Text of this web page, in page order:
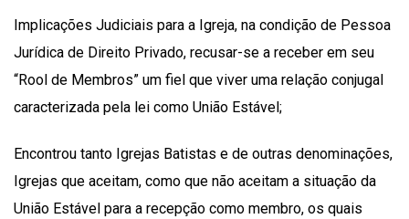
Implicações Judiciais para a Igreja, na condição de Pessoa
Jurídica de Direito Privado, recusar-se a receber em seu
“Rool de Membros” um fiel que viver uma relação conjugal
caracterizada pela lei como União Estável;
Encontrou tanto Igrejas Batistas e de outras denominações,
Igrejas que aceitam, como que não aceitam a situação da
União Estável para a recepção como membro, os quais